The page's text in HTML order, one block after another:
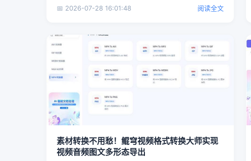
📅 2026-07-28 16:01:48 阅读全文
素材转换不用愁！鲲穹视频格式转换大师实现
视频音频图文多形态导出